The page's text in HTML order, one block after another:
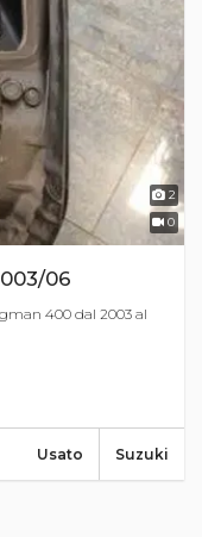
2
0
06
400 dal 2003 al
Suzuki
Usato